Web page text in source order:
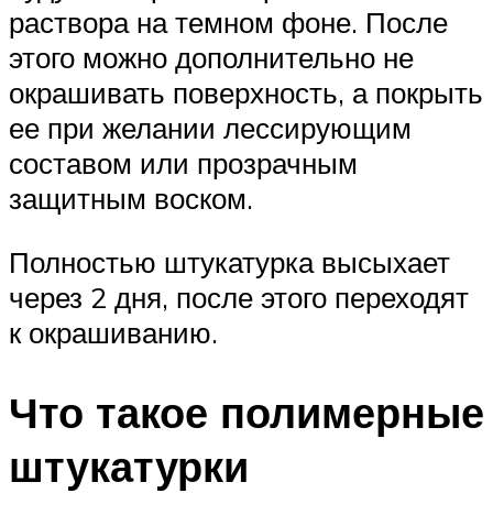
раствора на темном фоне. После
этого можно дополнительно не
окрашивать поверхность, а покрыть
ее при желании лессирующим
составом или прозрачным
защитным воском.
Полностью штукатурка высыхает
через 2 дня, после этого переходят
к окрашиванию.
Что такое полимерные
штукатурки